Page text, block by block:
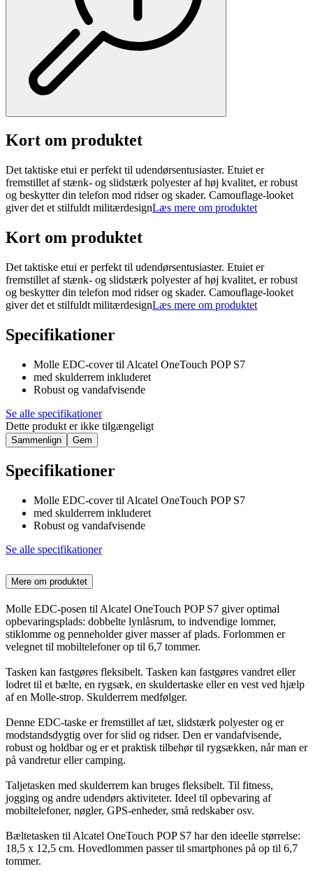
Kort om produktet
Det taktiske etui er perfekt til udendørsentusiaster. Etuiet er
fremstillet af stænk- og slidstærk polyester af høj kvalitet, er robust
og beskytter din telefon mod ridser og skader. Camouflage-looket
giver det et stilfuldt militærdesignLæs mere om produktet
Kort om produktet
Det taktiske etui er perfekt til udendørsentusiaster. Etuiet er
fremstillet af stænk- og slidstærk polyester af høj kvalitet, er robust
og beskytter din telefon mod ridser og skader. Camouflage-looket
giver det et stilfuldt militærdesignLæs mere om produktet
Specifikationer
Molle EDC-cover til Alcatel OneTouch POP S7
med skulderrem inkluderet
Robust og vandafvisende
Se alle specifikationer
Dette produkt er ikke tilgængeligt
Sammenlign Gem
Specifikationer
Molle EDC-cover til Alcatel OneTouch POP S7
med skulderrem inkluderet
Robust og vandafvisende
Se alle specifikationer
Mere om produktet
Molle EDC-posen til Alcatel OneTouch POP S7 giver optimal
opbevaringsplads: dobbelte lynlåsrum, to indvendige lommer,
stiklomme og penneholder giver masser af plads. Forlommen er
velegnet til mobiltelefoner op til 6,7 tommer.
Tasken kan fastgøres fleksibelt. Tasken kan fastgøres vandret eller
lodret til et bælte, en rygsæk, en skuldertaske eller en vest ved hjælp
af en Molle-strop. Skulderrem medfølger.
Denne EDC-taske er fremstillet af tæt, slidstærk polyester og er
modstandsdygtig over for slid og ridser. Den er vandafvisende,
robust og holdbar og er et praktisk tilbehør til rygsækken, når man er
på vandretur eller camping.
Taljetasken med skulderrem kan bruges fleksibelt. Til fitness,
jogging og andre udendørs aktiviteter. Ideel til opbevaring af
mobiltelefoner, nøgler, GPS-enheder, små redskaber osv.
Bæltetasken til Alcatel OneTouch POP S7 har den ideelle størrelse:
18,5 x 12,5 cm. Hovedlommen passer til smartphones på op til 6,7
tommer.